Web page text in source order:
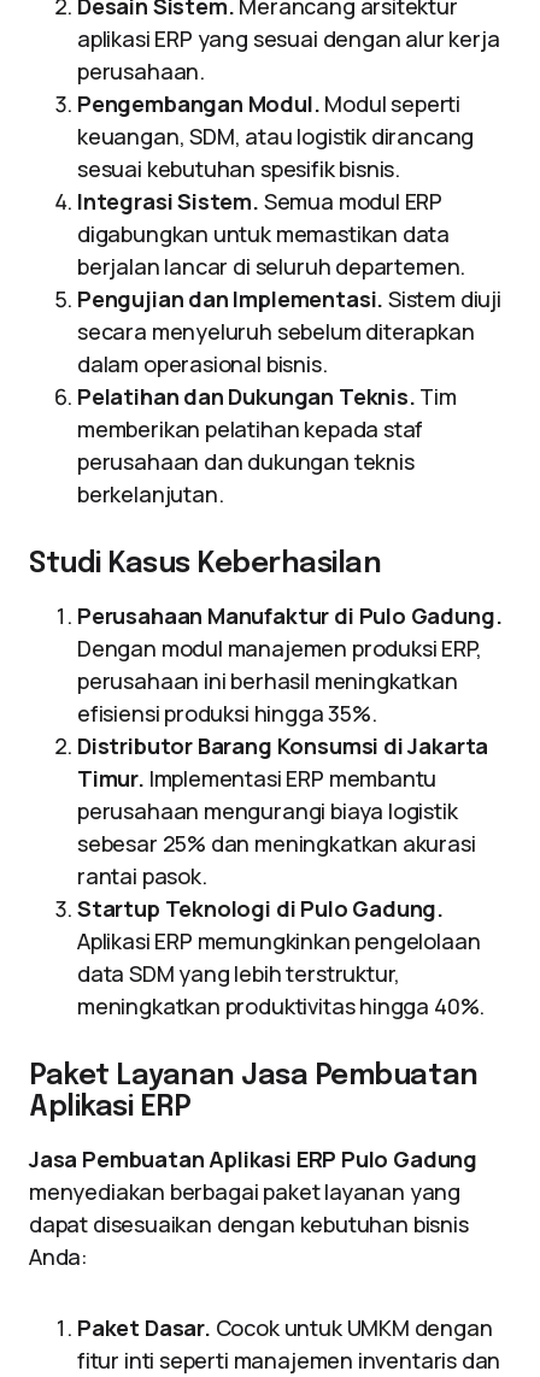
Desain Sistem. Merancang arsitektur
aplikasi ERP yang sesuai dengan alur kerja
perusahaan.
Pengembangan Modul. Modul seperti
keuangan, SDM, atau logistik dirancang
sesuai kebutuhan spesifik bisnis.
Integrasi Sistem. Semua modul ERP
digabungkan untuk memastikan data
berjalan lancar di seluruh departemen.
Pengujian dan Implementasi. Sistem diuji
secara menyeluruh sebelum diterapkan
dalam operasional bisnis.
Pelatihan dan Dukungan Teknis. Tim
memberikan pelatihan kepada staf
perusahaan dan dukungan teknis
berkelanjutan.
Studi Kasus Keberhasilan
Perusahaan Manufaktur di Pulo Gadung.
Dengan modul manajemen produksi ERP,
perusahaan ini berhasil meningkatkan
efisiensi produksi hingga 35%.
Distributor Barang Konsumsi di Jakarta
Timur. Implementasi ERP membantu
perusahaan mengurangi biaya logistik
sebesar 25% dan meningkatkan akurasi
rantai pasok.
Startup Teknologi di Pulo Gadung.
Aplikasi ERP memungkinkan pengelolaan
data SDM yang lebih terstruktur,
meningkatkan produktivitas hingga 40%.
Paket Layanan Jasa Pembuatan
Aplikasi ERP
Jasa Pembuatan Aplikasi ERP Pulo Gadung
menyediakan berbagai paket layanan yang
dapat disesuaikan dengan kebutuhan bisnis
Anda:
Paket Dasar. Cocok untuk UMKM dengan
fitur inti seperti manajemen inventaris dan